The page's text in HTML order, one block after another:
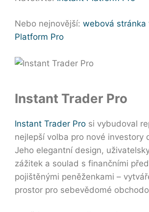
Nebo nejnovější: webová stránka
Platform Pro
Instant Trader Pro
Instant Trader Pro si vybudoval
nejlepší volba pro nové investory
Jeho elegantní design,
zážitek a soulad s finančními
pojištěnými peněženkami –
prostor pro sebevědomé